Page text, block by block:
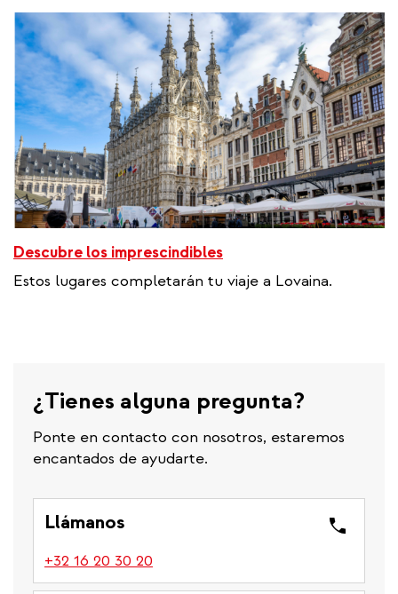
Descubre los imprescindibles
Estos lugares completarán tu viaje a Lovaina.
¿Tienes alguna pregunta?
Ponte en contacto con nosotros, estaremos
encantados de ayudarte.
Llámanos
+32 16 20 30 20
is